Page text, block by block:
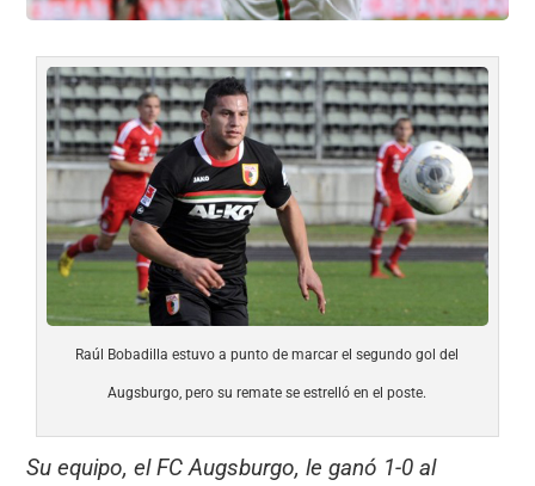
Raúl Bobadilla estuvo a punto de marcar el segundo gol del
Augsburgo, pero su remate se estrelló en el poste.
Su equipo, el FC Augsburgo, le ganó 1-0 al